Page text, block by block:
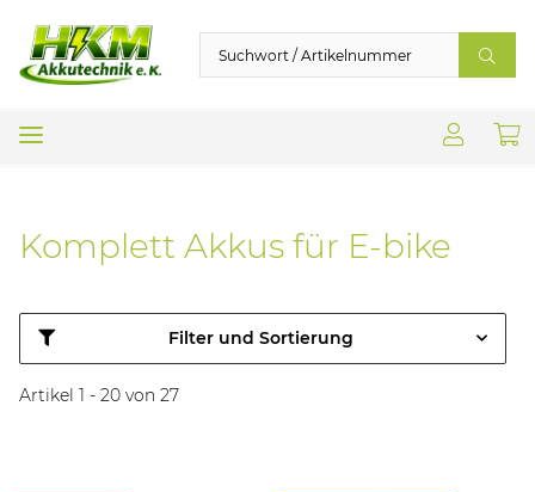
Komplett Akkus für E-bike
Filter und Sortierung
Artikel 1 - 20 von 27